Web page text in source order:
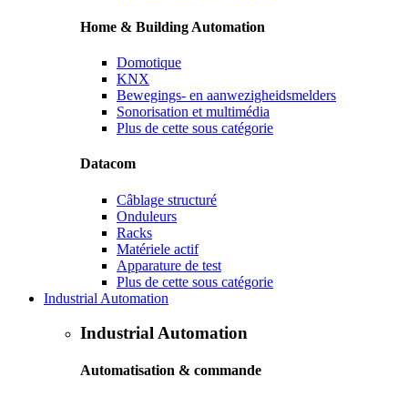
Home & Building Automation
Domotique
KNX
Bewegings- en aanwezigheidsmelders
Sonorisation et multimédia
Plus de cette sous catégorie
Datacom
Câblage structuré
Onduleurs
Racks
Matériele actif
Apparature de test
Plus de cette sous catégorie
Industrial Automation
Industrial Automation
Automatisation & commande